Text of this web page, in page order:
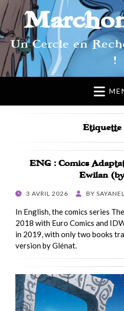
Un Cercle en
!
ENG : Comics
Ewilan
POSTED
3 AVRIL 2026 BY SAYANEL
In English, the comics series
2018 with Euro Comics and
in 2019, with only two books
version by Glénat.